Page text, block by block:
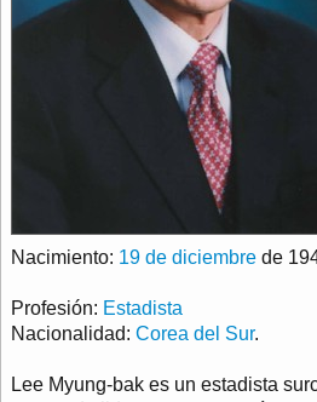
Nacimiento: 19 de diciembre de
Profesión: Estadista
Nacionalidad: Corea del Sur.
Lee Myung-bak es un estadista